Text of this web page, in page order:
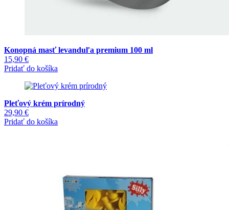
Konopná masť levanduľa premium 100 ml
15,90 €
Pridať do košíka
Pleťový krém prírodný
29,90 €
Pridať do košíka